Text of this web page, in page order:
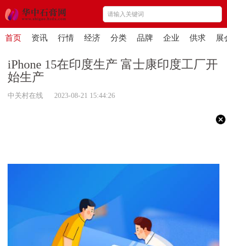
首页 资讯 行情 经济 分类 品牌 企业 供求 展
iPhone 15在印度生产 富士康印度工厂开
始生产
中关村在线 2023-08-21 15:44:26